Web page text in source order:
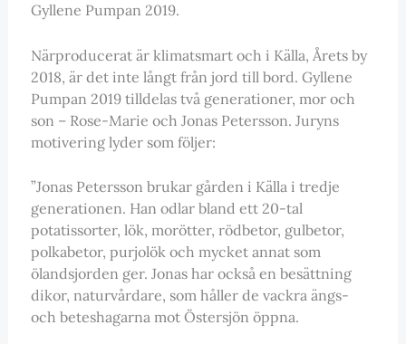
Gyllene Pumpan 2019.
Närproducerat är klimatsmart och i Källa, Årets by
2018, är det inte långt från jord till bord. Gyllene
Pumpan 2019 tilldelas två generationer, mor och
son – Rose-Marie och Jonas Petersson. Juryns
motivering lyder som följer:
”Jonas Petersson brukar gården i Källa i tredje
generationen. Han odlar bland ett 20-tal
potatissorter, lök, morötter, rödbetor, gulbetor,
polkabetor, purjolök och mycket annat som
ölandsjorden ger. Jonas har också en besättning
dikor, naturvårdare, som håller de vackra ängs-
och beteshagarna mot Östersjön öppna.